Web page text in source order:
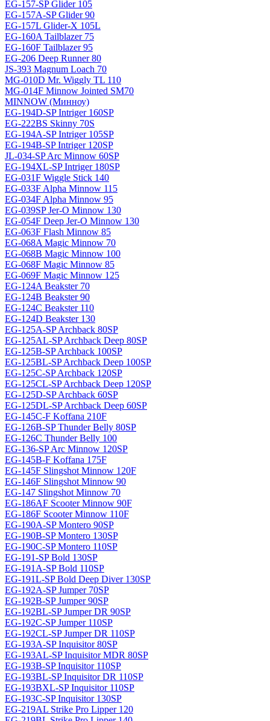
EG-157-SP Glider 105
EG-157A-SP Glider 90
EG-157L Glider-X 105L
EG-160A Tailblazer 75
EG-160F Tailblazer 95
EG-206 Deep Runner 80
JS-393 Magnum Loach 70
MG-010D Mr. Wiggly TL 110
MG-014F Minnow Jointed SM70
MINNOW (Минноу)
EG-194D-SP Intriger 160SP
EG-222BS Skinny 70S
EG-194A-SP Intriger 105SP
EG-194B-SP Intriger 120SP
JL-034-SP Arc Minnow 60SP
EG-194XL-SP Intriger 180SP
EG-031F Wiggle Stick 140
EG-033F Alpha Minnow 115
EG-034F Alpha Minnow 95
EG-039SP Jer-O Minnow 130
EG-054F Deep Jer-O Minnow 130
EG-063F Flash Minnow 85
EG-068A Magic Minnow 70
EG-068B Magic Minnow 100
EG-068F Magic Minnow 85
EG-069F Magiс Minnow 125
EG-124A Beakster 70
EG-124B Beakster 90
EG-124C Beakster 110
EG-124D Beakster 130
EG-125A-SP Archback 80SP
EG-125AL-SP Archback Deep 80SP
EG-125B-SP Archback 100SP
EG-125BL-SP Archback Deep 100SP
EG-125C-SP Archback 120SP
EG-125CL-SP Archback Deep 120SP
EG-125D-SP Archback 60SP
EG-125DL-SP Archback Deep 60SP
EG-145C-F Koffana 210F
EG-126B-SP Thunder Belly 80SP
EG-126C Thunder Belly 100
EG-136-SP Arc Minnow 120SP
EG-145B-F Koffana 175F
EG-145F Slingshot Minnow 120F
EG-146F Slingshot Minnow 90
EG-147 Slingshot Minnow 70
EG-186AF Scooter Minnow 90F
EG-186F Scooter Minnow 110F
EG-190A-SP Montero 90SP
EG-190B-SP Montero 130SP
EG-190C-SP Montero 110SP
EG-191-SP Bold 130SP
EG-191A-SP Bold 110SP
EG-191L-SP Bold Deep Diver 130SP
EG-192A-SP Jumper 70SP
EG-192B-SP Jumper 90SP
EG-192BL-SP Jumper DR 90SP
EG-192C-SP Jumper 110SP
EG-192CL-SP Jumper DR 110SP
EG-193A-SP Inquisitor 80SP
EG-193AL-SP Inquisitor MDR 80SP
EG-193B-SP Inquisitor 110SP
EG-193BL-SP Inquisitor DR 110SP
EG-193BXL-SP Inquisitor 110SP
EG-193C-SP Inquisitor 130SP
EG-219AL Strike Pro Lipper 120